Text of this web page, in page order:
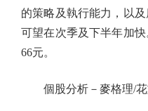
的策略及執行能力，以
可望在次季及下半年加
66元。
個股分析－麥格理/花